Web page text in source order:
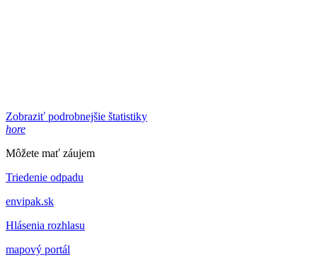
Zobraziť podrobnejšie štatistiky
hore
Môžete mať záujem
Triedenie odpadu
envipak.sk
Hlásenia rozhlasu
mapový portál